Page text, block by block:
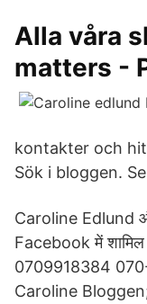
Alla våra
matters -
kontakter och
Sök i bloggen.
Caroline Edlund
Facebook में
0709918384
Caroline